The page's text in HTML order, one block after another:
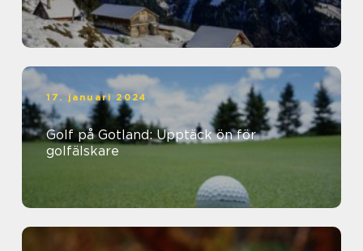
17. januari 2024
Golf på Gotland: Upptäck ön för
golfälskare